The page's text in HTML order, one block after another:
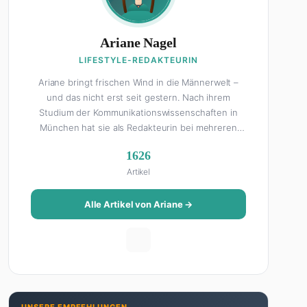
Ariane Nagel
LIFESTYLE-REDAKTEURIN
Ariane bringt frischen Wind in die Männerwelt –
und das nicht erst seit gestern. Nach ihrem
Studium der Kommunikationswissenschaften in
München hat sie als Redakteurin bei mehreren
FHM-Team gestoßen ist. Als Lifestyle-Redakteurin
schreibt sie über alles, was das Leben schöner
macht: von Interior Design und Reise-Tipps über
Food-Trends bis hin zu Beziehungsratgebern, die
auch Männer gerne lesen. Ihre Geheimwaffe: Sie
ewigen Suche nach dem besten Brunch-Spot der
1626
Artikel
Alle Artikel von Ariane →